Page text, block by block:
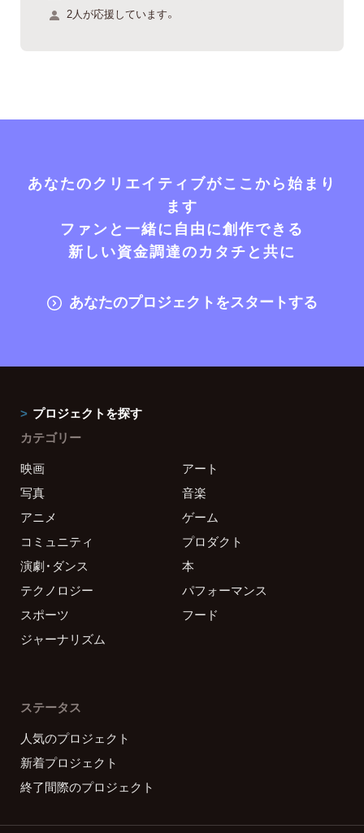
2人が応援しています。
あなたのクリエイティブがここから始まり
ます
ファンと一緒に自由に創作できる
新しい資金調達のカタチと共に
あなたのプロジェクトをスタートする
プロジェクトを探す
カテゴリー
映画
アート
写真
音楽
アニメ
ゲーム
コミュニティ
プロダクト
演劇・ダンス
本
テクノロジー
パフォーマンス
スポーツ
フード
ジャーナリズム
ステータス
人気のプロジェクト
新着プロジェクト
終了間際のプロジェクト